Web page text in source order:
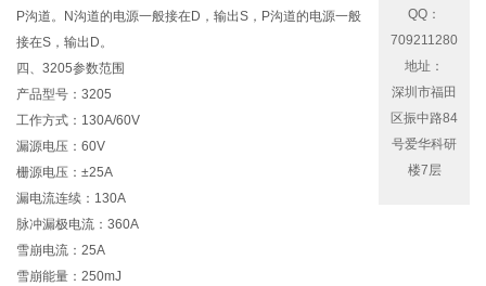
P沟道。N沟道的电源一般接在D，输出S，P沟道的电源一般
接在S，输出D。
四、3205参数范围
产品型号：3205
工作方式：130A/60V
漏源电压：60V
栅源电压：±25A
漏电流连续：130A
脉冲漏极电流：360A
雪崩电流：25A
雪崩能量：250mJ
QQ：
709211280
地址：
深圳市福田
区振中路84
号爱华科研
楼7层